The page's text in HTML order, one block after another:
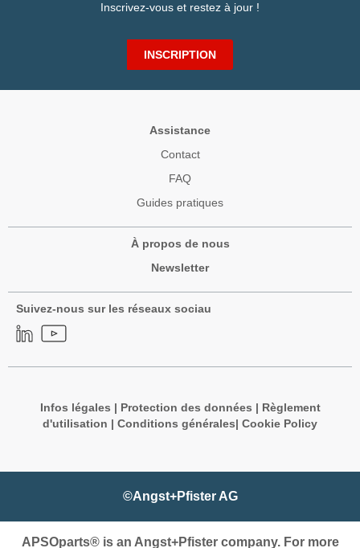
Inscrivez-vous et restez à jour !
INSCRIPTION
Assistance
Contact
FAQ
Guides pratiques
À propos de nous
Newsletter
Suivez-nous sur les réseaux sociau
Infos légales | Protection des données | Règlement
d'utilisation | Conditions générales| Cookie Policy
©Angst+Pfister AG
APSOparts® is an Angst+Pfister company. For more